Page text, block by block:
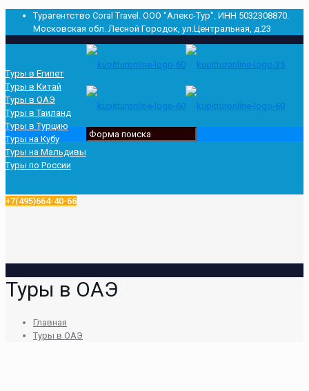
Турагентство Сoral Travel. ООО "Алекс-Тур". ИНН 5032308870.
Московская обл. Лесной Городок, ул.Центральная, д.23
Туры в Египет
Туры в Китай
Туры в ОАЭ
Туры в Таиланд
Туры в Турцию
Туры на Кубу
Туры на Мальдивы
Туры по России
+7(495)664-40-66
Туры в ОАЭ
Главная
Туры в ОАЭ